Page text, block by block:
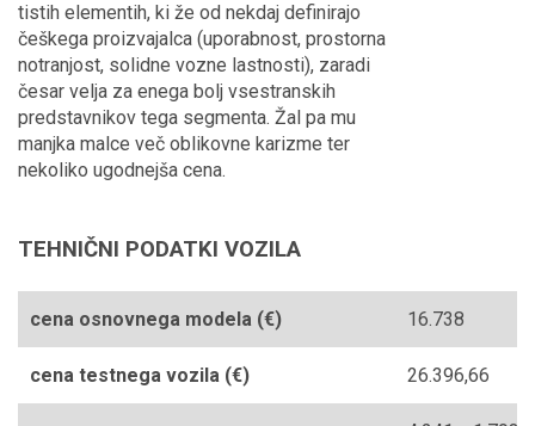
tistih elementih, ki že od nekdaj definirajo
češkega proizvajalca (uporabnost, prostorna
notranjost, solidne vozne lastnosti), zaradi
česar velja za enega bolj vsestranskih
predstavnikov tega segmenta. Žal pa mu
manjka malce več oblikovne karizme ter
nekoliko ugodnejša cena.
TEHNIČNI PODATKI VOZILA
cena osnovnega modela (€) 16.738
cena testnega vozila (€) 26.396,66